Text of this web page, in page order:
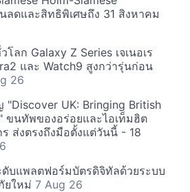
ลดและสิทธิพิเศษถึง 31 สิงหาคม
ลก Galaxy Z Series เจเนอเร
และ Watch9 สูงกว่ารุ่นก่อน
26
"Discover UK: Bringing British
ขนทัพของอร่อยและไอเท็มฮิต
ส่งตรงถึงมือตั้งแต่วันนี้ - 18
ดับแพลตฟอร์มบัตรดิจิทัลด้วยระบบ
ยใหม่ 7 Aug 26